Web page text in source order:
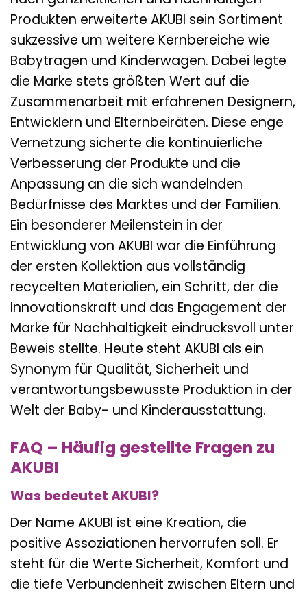
Produkten erweiterte AKUBI sein Sortiment
sukzessive um weitere Kernbereiche wie
Babytragen und Kinderwagen. Dabei legte
die Marke stets größten Wert auf die
Zusammenarbeit mit erfahrenen Designern,
Entwicklern und Elternbeiräten. Diese enge
Vernetzung sicherte die kontinuierliche
Verbesserung der Produkte und die
Anpassung an die sich wandelnden
Bedürfnisse des Marktes und der Familien.
Ein besonderer Meilenstein in der
Entwicklung von AKUBI war die Einführung
der ersten Kollektion aus vollständig
recycelten Materialien, ein Schritt, der die
Innovationskraft und das Engagement der
Marke für Nachhaltigkeit eindrucksvoll unter
Beweis stellte. Heute steht AKUBI als ein
Synonym für Qualität, Sicherheit und
verantwortungsbewusste Produktion in der
Welt der Baby- und Kinderausstattung.
FAQ – Häufig gestellte Fragen zu
AKUBI
Was bedeutet AKUBI?
Der Name AKUBI ist eine Kreation, die
positive Assoziationen hervorrufen soll. Er
steht für die Werte Sicherheit, Komfort und
die tiefe Verbundenheit zwischen Eltern und